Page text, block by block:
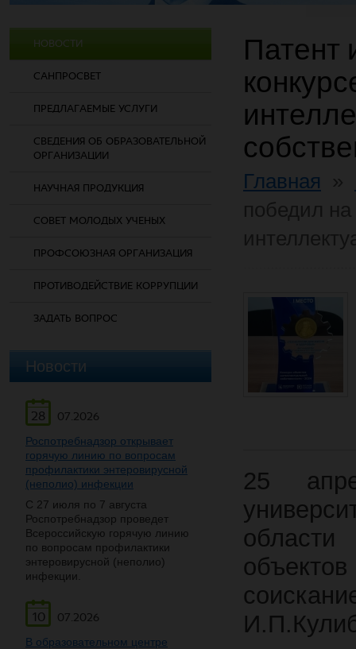
НОВОСТИ
САНПРОСВЕТ
ПРЕДЛАГАЕМЫЕ УСЛУГИ
СВЕДЕНИЯ ОБ ОБРАЗОВАТЕЛЬНОЙ
ОРГАНИЗАЦИИ
НАУЧНАЯ ПРОДУКЦИЯ
СОВЕТ МОЛОДЫХ УЧЕНЫХ
ПРОФСОЮЗНАЯ ОРГАНИЗАЦИЯ
ПРОТИВОДЕЙСТВИЕ КОРРУПЦИИ
ЗАДАТЬ ВОПРОС
Новости
28
07.2026
Роспотребнадзор открывает
горячую линию по вопросам
профилактики энтеровирусной
(неполио) инфекции
С 27 июля по 7 августа
Роспотребнадзор проведет
Всероссийскую горячую линию
по вопросам профилактики
энтеровирусной (неполио)
инфекции.
10
07.2026
В образовательном центре
Патент
Главная
25